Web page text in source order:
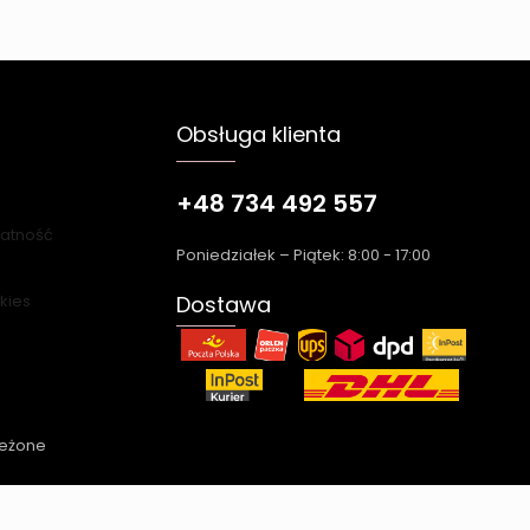
Obsługa klienta
+48 734 492 557
Poniedziałek – Piątek: 8:00 - 17:00
Dostawa